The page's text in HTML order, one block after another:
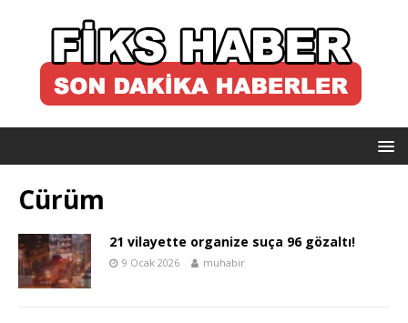
Cürüm
21 vilayette organize suça 96 gözaltı!
9 Ocak 2026 muhabir